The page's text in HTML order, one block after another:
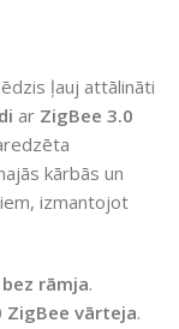
ļauj attālināti
ar ZigBee 3.0
kārbās un
izmantojot
rāmja.
ZigBee vārteja.